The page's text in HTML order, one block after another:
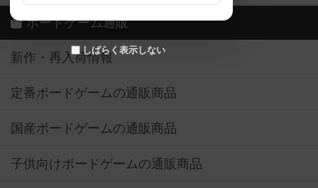
しばらく表示しない
ボードゲーム通販
新作・再入荷情報
定番ボードゲームの通販商品
国産ボードゲームの通販商品
子供向けボードゲームの通販商品